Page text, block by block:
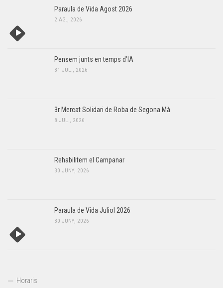
Paraula de Vida Agost 2026
2 AG., 2026
Pensem junts en temps d’IA
31 JUL., 2026
3r Mercat Solidari de Roba de Segona Mà
8 JUL., 2026
Rehabilitem el Campanar
30 JUNY, 2026
Paraula de Vida Juliol 2026
30 JUNY, 2026
Horaris